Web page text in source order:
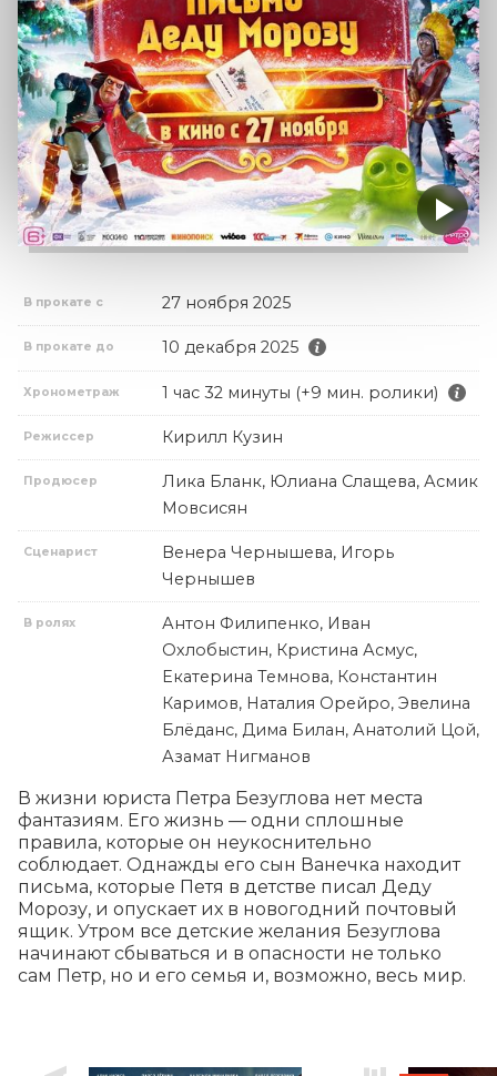
В прокате с 27 ноября 2025
В прокате до 10 декабря 2025
Хронометраж 1 час 32 минуты (+9 мин. ролики)
Режиссер Кирилл Кузин
Продюсер
Лика Бланк, Юлиана Слащева, Асмик
Мовсисян
Сценарист
Венера Чернышева, Игорь
Чернышев
В ролях
Антон Филипенко, Иван
Охлобыстин, Кристина Асмус,
Екатерина Темнова, Константин
Каримов, Наталия Орейро, Эвелина
Блёданс, Дима Билан, Анатолий Цой,
Азамат Нигманов
В жизни юриста Петра Безуглова нет места
фантазиям. Его жизнь — одни сплошные
правила, которые он неукоснительно
соблюдает. Однажды его сын Ванечка находит
письма, которые Петя в детстве писал Деду
Морозу, и опускает их в новогодний почтовый
ящик. Утром все детские желания Безуглова
начинают сбываться и в опасности не только
сам Петр, но и его семья и, возможно, весь мир.